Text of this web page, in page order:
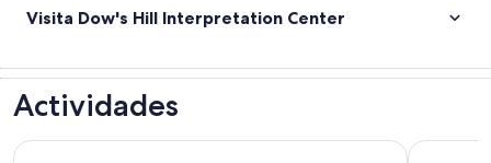
Visita Dow's Hill Interpretation Center
Actividades
Crucero en catamarán Power 360 en Antigua Antigua: